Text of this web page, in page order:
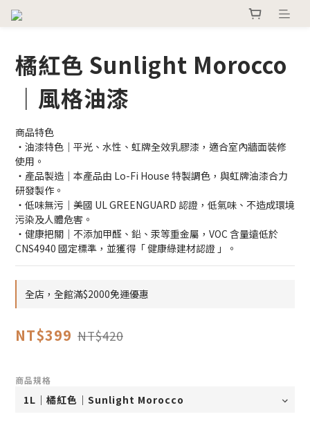
橘紅色 Sunlight Morocco
｜風格油漆
商品特色
・油漆特色｜平光、水性、虹牌全效乳膠漆，適合室內牆面裝修
使用。
・產品製造｜本產品由 Lo-Fi House 特製調色，與虹牌油漆合力
研發製作。
・低味無污｜美國 UL GREENGUARD 認證，低氣味、不造成環境
污染及人體危害。
・健康把關｜不添加甲醛、鉛、汞等重金屬，VOC 含量遠低於
CNS4940 國定標準，並獲得「 健康綠建材認證 」。
全店，全館滿$2000免運優惠
NT$399 NT$420
商品規格